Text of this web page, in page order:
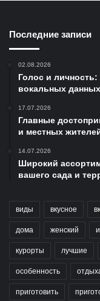
Последние записи
02.08.2026
Голос и личность:
вокальных
17.07.2026
Главные
и местных
14.07.2026
Широкий
вашего сада и
виды вкусное
дома женский
курорты лучшие
особенность
приготовить